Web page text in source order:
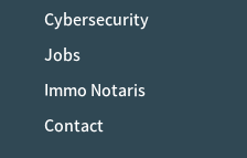
Cybersecurity
Jobs
Immo Notaris
Contact